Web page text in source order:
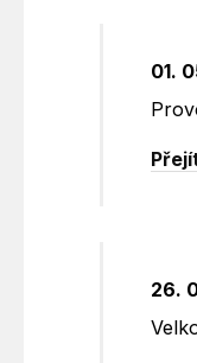
01.
26.